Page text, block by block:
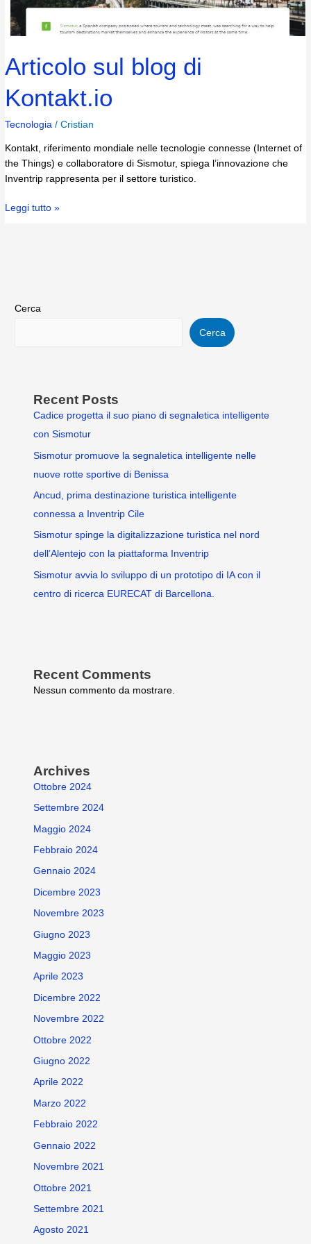
Articolo sul blog di
Kontakt.io
Tecnologia /Cristian
Kontakt, riferimento mondiale nelle tecnologie connesse (Internet of
the Things) e collaboratore di Sismotur, spiega l’innovazione che
Inventrip rappresenta per il settore turistico.
Leggi tutto »
Cerca
Cerca
Recent Posts
Cadice progetta il suo piano di segnaletica intelligente
con Sismotur
Sismotur promuove la segnaletica intelligente nelle
nuove rotte sportive di Benissa
Ancud, prima destinazione turistica intelligente
connessa a Inventrip Cile
Sismotur spinge la digitalizzazione turistica nel nord
dell’Alentejo con la piattaforma Inventrip
Sismotur avvia lo sviluppo di un prototipo di IA con il
centro di ricerca EURECAT di Barcellona.
Recent Comments
Nessun commento da mostrare.
Archives
Ottobre 2024
Settembre 2024
Maggio 2024
Febbraio 2024
Gennaio 2024
Dicembre 2023
Novembre 2023
Giugno 2023
Maggio 2023
Aprile 2023
Dicembre 2022
Novembre 2022
Ottobre 2022
Giugno 2022
Aprile 2022
Marzo 2022
Febbraio 2022
Gennaio 2022
Novembre 2021
Ottobre 2021
Settembre 2021
Agosto 2021